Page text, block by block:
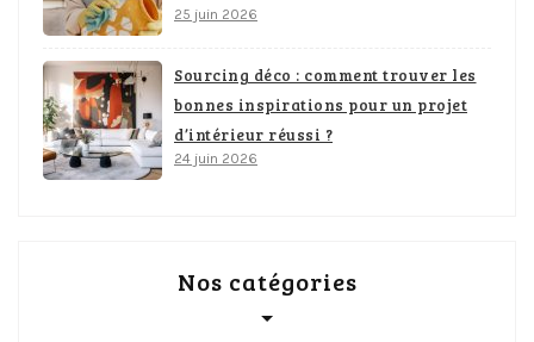
25 juin 2026
Sourcing déco : comment trouver les
bonnes inspirations pour un projet
d’intérieur réussi ?
24 juin 2026
Nos catégories